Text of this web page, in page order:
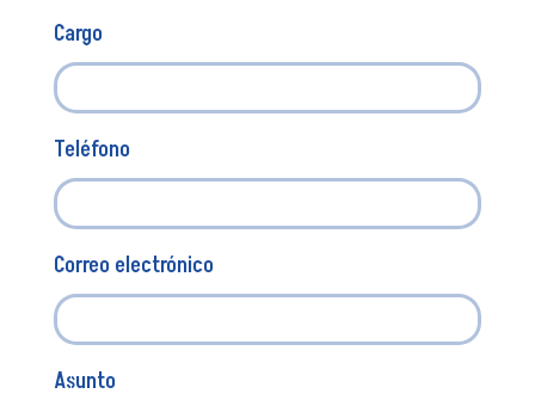
Cargo
Teléfono
Correo electrónico
Asunto